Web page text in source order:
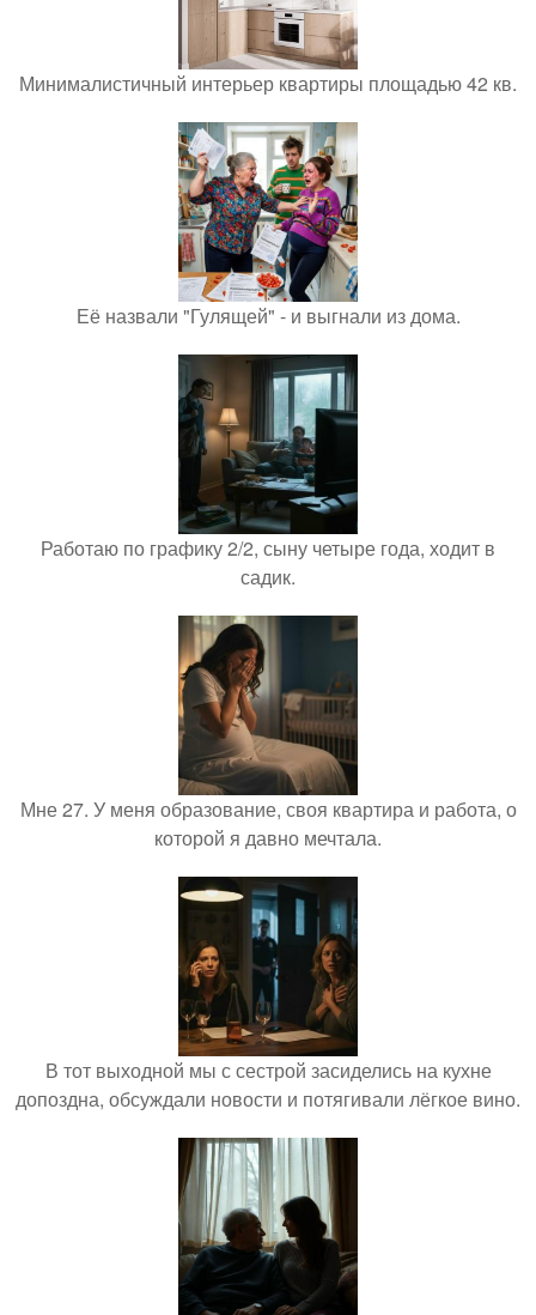
Минималистичный интерьер квартиры площадью 42 кв.
Её назвали "Гулящей" - и выгнали из дома.
Работаю по графику 2/2, сыну четыре года, ходит в
садик.
Мне 27. У меня образование, своя квартира и работа, о
которой я давно мечтала.
В тот выходной мы с сестрой засиделись на кухне
допоздна, обсуждали новости и потягивали лёгкое вино.